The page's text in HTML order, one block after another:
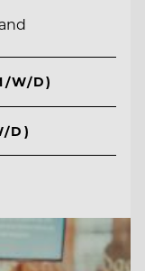
W/D)
D)